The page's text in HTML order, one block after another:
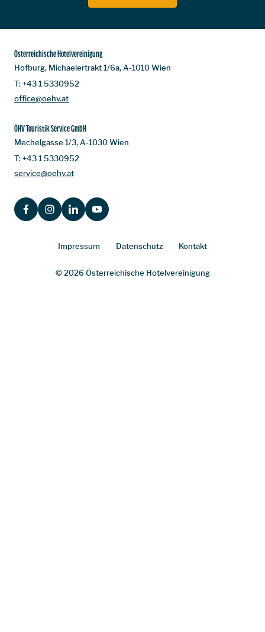
Österreichische Hotelvereinigung
Hofburg, Michaelertrakt 1/6a, A-1010 Wien
T:+43 1 5330952
office@oehv.at
ÖHV Touristik Service GmbH
Mechelgasse 1/3, A-1030 Wien
T:+43 1 5330952
service@oehv.at
FACEBOOKINSTAGRAMLINKEDINYOUTUBE
Impressum Datenschutz Kontakt
© 2026 Österreichische Hotelvereinigung